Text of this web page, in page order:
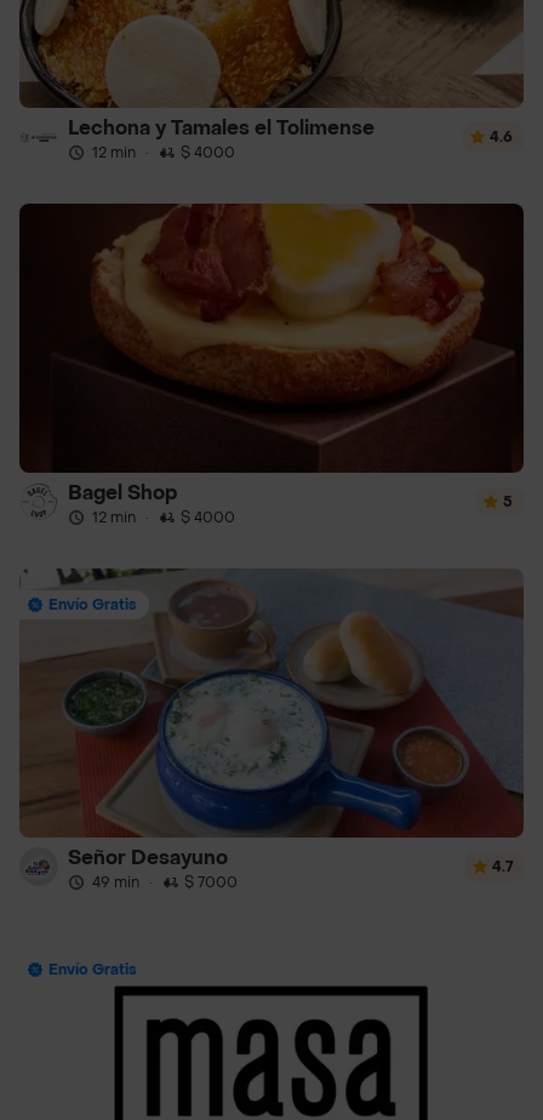
Lechona y Tamales el Tolimense
12 min · $ 4000
4.6
Bagel Shop
12 min · $ 4000
5
Envío Gratis
Señor Desayuno
49 min · $ 7000
4.7
Envío Gratis